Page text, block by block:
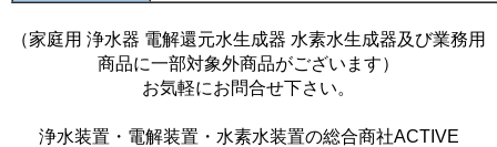
（家庭用 浄水器 電解還元水生成器 水素水生成器及び業務用
商品に一部対象外商品がございます）
お気軽にお問合せ下さい。
浄水装置・電解装置・水素水装置の総合商社ACTIVE